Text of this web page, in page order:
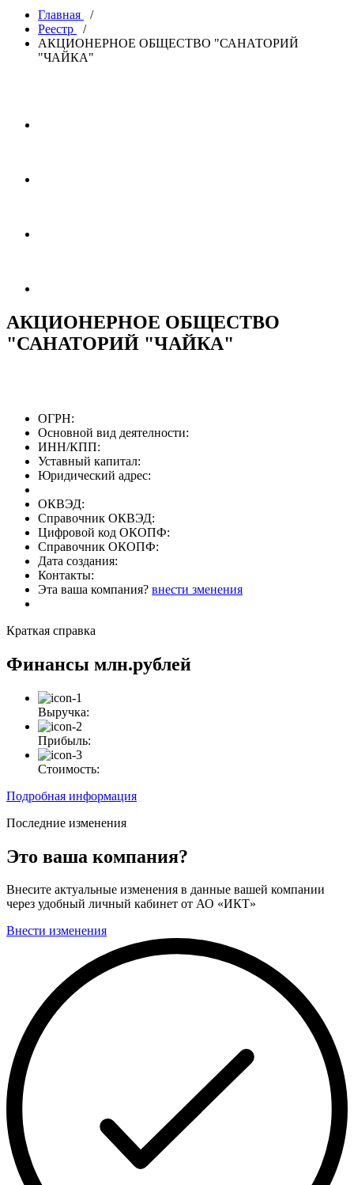
Главная
/
Реестр
/
АКЦИОНЕРНОЕ ОБЩЕСТВО "САНАТОРИЙ
"ЧАЙКА"
АКЦИОНЕРНОЕ ОБЩЕСТВО
"САНАТОРИЙ "ЧАЙКА"
ОГРН:
Основной вид деятелности:
ИНН/КПП:
Уставный капитал:
Юридический адрес:
ОКВЭД:
Справочник ОКВЭД:
Цифровой код ОКОПФ:
Справочник ОКОПФ:
Дата создания:
Контакты:
Эта ваша компания? внести зменения
Краткая справка
Финансы млн.рублей
Выручка:
Прибыль:
Стоимость:
Подробная информация
Последние изменения
Это ваша компания?
Внесите актуальные изменения в данные вашей компании
через удобный личный кабинет от АО «ИКТ»
Внести изменения